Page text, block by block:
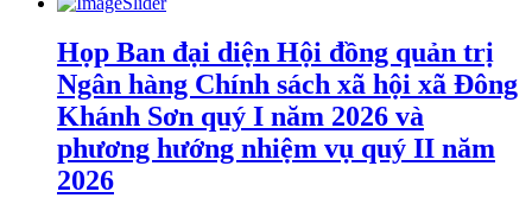
Họp Ban đại diện Hội đồng quản trị
Ngân hàng Chính sách xã hội xã Đông
Khánh Sơn quý I năm 2026 và
phương hướng nhiệm vụ quý II năm
2026